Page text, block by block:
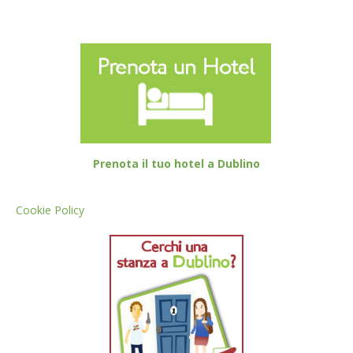
Prenota il tuo hotel a Dublino
Cookie Policy